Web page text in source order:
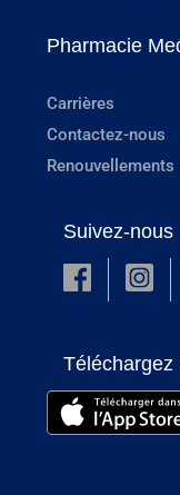
Pharmacie
Carrières
Contactez-nous
Renouvellements
Suivez-nous
Téléchargez